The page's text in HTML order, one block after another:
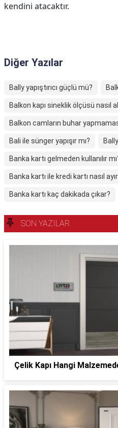
kendini atacaktır.
Diğer Yazılar
Bally yapıştırıcı güçlü mü?
Balkon kapı sineklik ölçüsü nasıl
Balkon camların buhar
Bali ile sünger yapışır mı?
Banka kartı gelmeden kullanılır
Banka kartı ile kredi kartı nasıl
Banka kartı kaç dakikada çıkar?
SON YAZILAR
Çelik Kapı Hangi